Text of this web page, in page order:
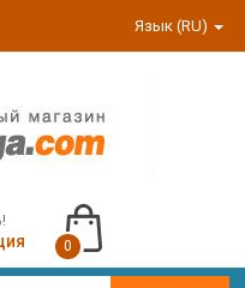
Язык (RU)
0